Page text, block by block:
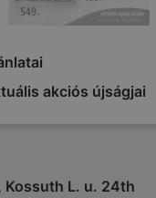
akciós újságjai
L. u. 24th